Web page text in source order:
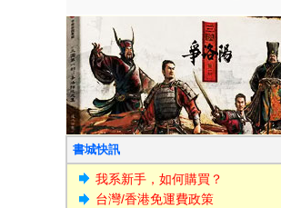
書城快訊
我系新手，如何購買？
台灣/香港免運費政策